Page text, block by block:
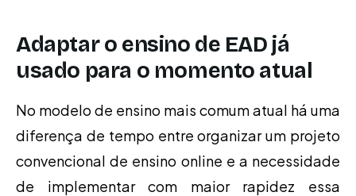
Adaptar o ensino de EAD já
usado para o momento atual
No modelo de ensino mais comum atual há uma
diferença de tempo entre organizar um projeto
convencional de ensino online e a necessidade
de implementar com maior rapidez essa